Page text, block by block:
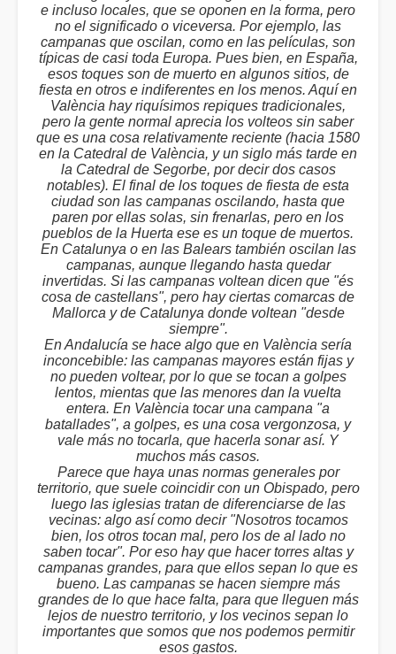
e incluso locales, que se oponen en la forma, pero
no el significado o viceversa. Por ejemplo, las
campanas que oscilan, como en las películas, son
típicas de casi toda Europa. Pues bien, en España,
esos toques son de muerto en algunos sitios, de
fiesta en otros e indiferentes en los menos. Aquí en
València hay riquísimos repiques tradicionales,
pero la gente normal aprecia los volteos sin saber
que es una cosa relativamente reciente (hacia 1580
en la Catedral de València, y un siglo más tarde en
la Catedral de Segorbe, por decir dos casos
notables). El final de los toques de fiesta de esta
ciudad son las campanas oscilando, hasta que
paren por ellas solas, sin frenarlas, pero en los
pueblos de la Huerta ese es un toque de muertos.
En Catalunya o en las Balears también oscilan las
campanas, aunque llegando hasta quedar
invertidas. Si las campanas voltean dicen que "és
cosa de castellans", pero hay ciertas comarcas de
Mallorca y de Catalunya donde voltean "desde
siempre".
En Andalucía se hace algo que en València sería
inconcebible: las campanas mayores están fijas y
no pueden voltear, por lo que se tocan a golpes
lentos, mientas que las menores dan la vuelta
entera. En València tocar una campana "a
batallades", a golpes, es una cosa vergonzosa, y
vale más no tocarla, que hacerla sonar así. Y
muchos más casos.
Parece que haya unas normas generales por
territorio, que suele coincidir con un Obispado, pero
luego las iglesias tratan de diferenciarse de las
vecinas: algo así como decir "Nosotros tocamos
bien, los otros tocan mal, pero los de al lado no
saben tocar". Por eso hay que hacer torres altas y
campanas grandes, para que ellos sepan lo que es
bueno. Las campanas se hacen siempre más
grandes de lo que hace falta, para que lleguen más
lejos de nuestro territorio, y los vecinos sepan lo
importantes que somos que nos podemos permitir
esos gastos.